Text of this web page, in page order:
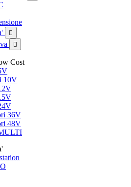


Cost
10V
36V
48V